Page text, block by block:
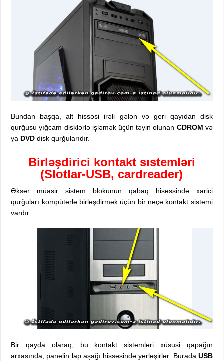
Bundan başqa, alt hissəsi irəli gələn və geri qayıdan disk
qurğusu yığcam disklərlə işləmək üçün təyin olunan CDROM və
ya DVD disk qurğularıdır.
Birləşdirici kontakt sıstemləri
(Slotlar-USB, cardreader)
Əksər müasir sistem blokunun qabaq hisəssində xarici
qurğuları kompüterlə birləşdirmək üçün bir neçə kontakt sistemi
vardır.
Bir qayda olaraq, bu kontakt sistemləri xüsusi qapağın
arxasında, panelin lap aşağı hissəsində yerləşirlər. Burada USB